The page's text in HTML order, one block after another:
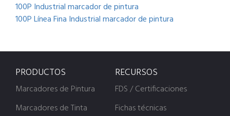
100P Industrial marcador de pintura
100P Línea Fina Industrial marcador de pintura
PRODUCTOS
Marcadores de Pintura
Marcadores de Tinta
RECURSOS
FDS / Certificaciones
Fichas técnicas